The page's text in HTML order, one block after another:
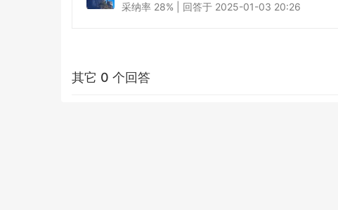
采纳率 28% | 回答于 2025-01-03 20:26
其它 0 个回答